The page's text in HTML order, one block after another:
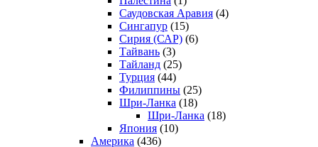
Саудовская Аравия (4)
Сингапур (15)
Сирия (САР) (6)
Тайвань (3)
Тайланд (25)
Турция (44)
Филиппины (25)
Шри-Ланка (18)
Шри-Ланка (18)
Япония (10)
Америка (436)